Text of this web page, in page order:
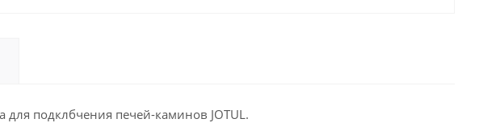
для подклбчения печей-каминов JOTUL.